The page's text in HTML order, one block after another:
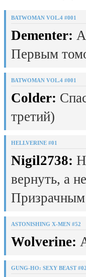
BATWOMAN VOL.4 #001
Dementer:
Первым
BATWOMAN VOL.4 #001
Colder:
третий)
HELLVERINE #01
Nigil2738:
вернуть, а
ASTONISHING X-MEN #52
Wolverine:
GUNG-HO: SEXY BEAST #02